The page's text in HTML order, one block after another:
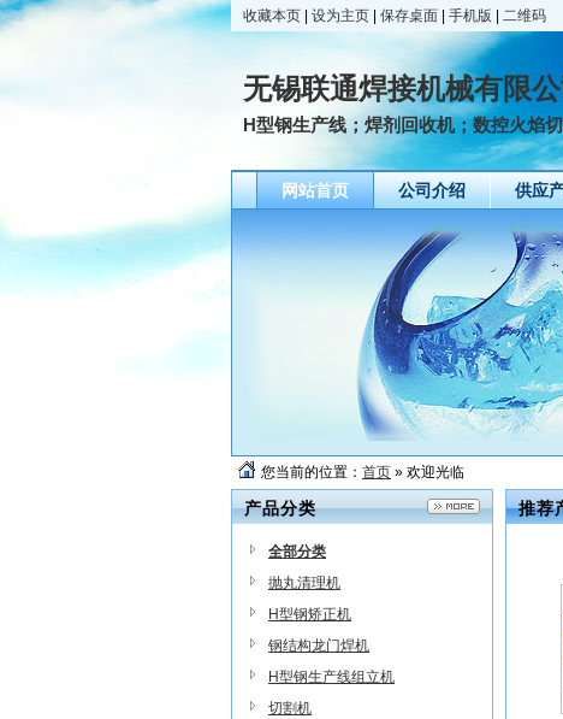
收藏本页 设为主页 保存桌面 手机版 二维码
无锡联通焊接机械有限公
H型钢生产线；焊剂回收机；数控火焰
网站首页 公司介绍 供应
您当前的位置： 首页 » 欢迎光临
产品分类
全部分类
抛丸清理机
H型钢矫正机
钢结构龙门焊机
H型钢生产线组立机
切割机
推荐
H
埋